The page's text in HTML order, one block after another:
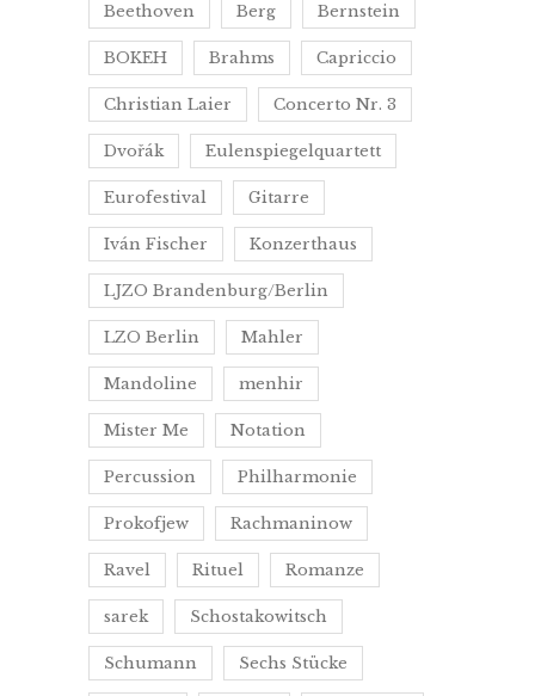
Beethoven Berg Bernstein
BOKEH Brahms Capriccio
Christian Laier Concerto Nr. 3
Dvořák Eulenspiegelquartett
Eurofestival Gitarre
Iván Fischer Konzerthaus
LJZO Brandenburg/Berlin
LZO Berlin Mahler
Mandoline menhir
Mister Me Notation
Percussion Philharmonie
Prokofjew Rachmaninow
Ravel Rituel Romanze
sarek Schostakowitsch
Schumann Sechs Stücke